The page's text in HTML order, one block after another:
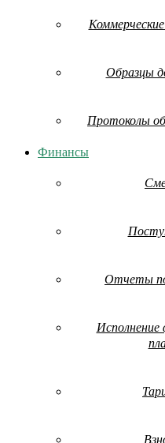
Образцы
Протоколы
Финансы
Отчеты
Исполнение